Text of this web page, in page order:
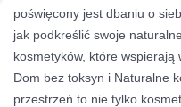
poświęcony jest dbaniu o
jak podkreślić swoje
kosmetyków, które
Dom bez toksyn i Naturalne
przestrzeń to nie tylko